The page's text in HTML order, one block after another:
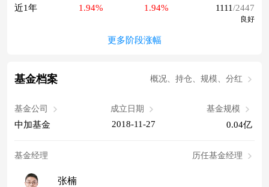
近1年 1.94% 1.94% 1111/2447
良好
更多阶段涨幅
基金档案 概况、持仓、规模、分红
基金公司
中加基金
成立日期
2018-11-27
基金规模
0.04亿
基金经理 历任基金经理
张楠